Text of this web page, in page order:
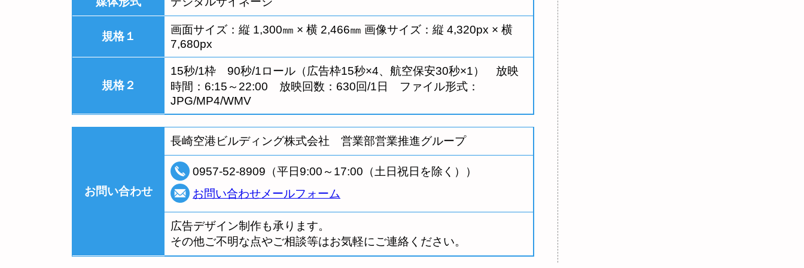
規格１
画面サイズ：縦 1,300㎜ × 横 2,466㎜ 画像サイズ：縦 4,320px × 横
7,680px
規格２
15秒/1枠 90秒/1ロール（広告枠15秒×4、航空保安30秒×1） 放映
時間：6:15～22:00 放映回数：630回/1日 ファイル形式：
JPG/MP4/WMV
お問い合わせ
長崎空港ビルディング株式会社 営業部営業推進グループ
0957-52-8909（平日9:00～17:00（土日祝日を除く））
お問い合わせメールフォーム
広告デザイン制作も承ります。
その他ご不明な点やご相談等はお気軽にご連絡ください。